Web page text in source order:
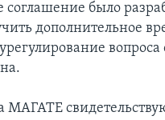
было
дополнительное
МАГАТЕ